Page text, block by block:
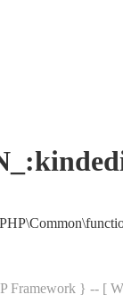
Framework } -- [